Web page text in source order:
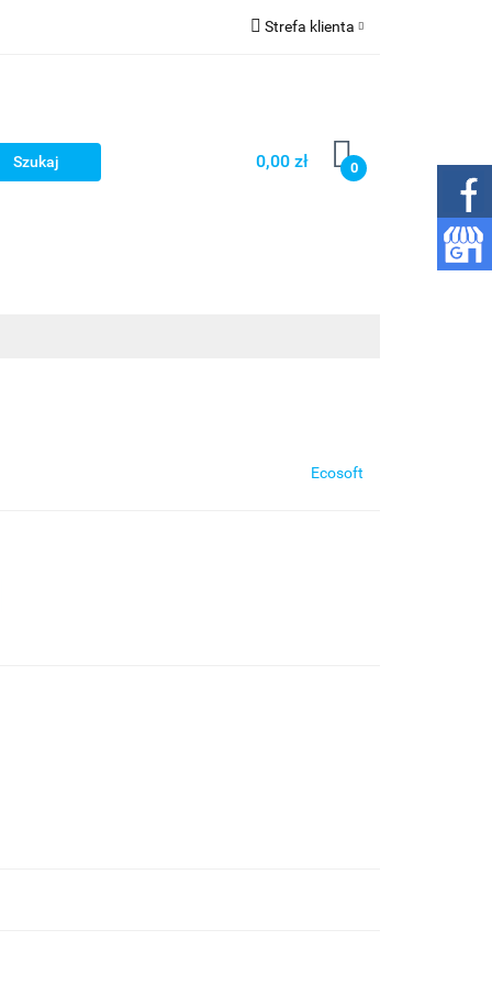
Strefa klienta
Zgody cookies
0,00 zł 0
Ecosoft